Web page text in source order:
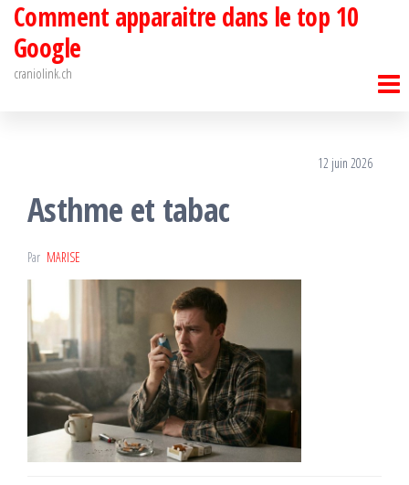
Passer
contenu
Comment apparaitre dans le top 10
Google
craniolink.ch
12 juin 2026
Asthme et tabac
Par MARISE